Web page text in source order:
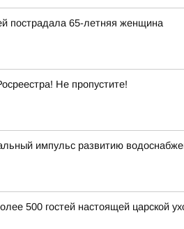
пострадала 65-летняя женщина
Не пропустите!
импульс развитию
500 гостей настоящей царской